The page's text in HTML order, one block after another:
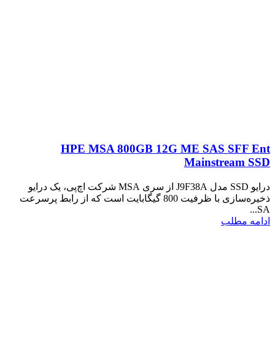
HPE MSA 800GB 12G ME SAS SFF Ent
Mainstream SSD
درایو SSD مدل J9F38A از سری MSA شرکت اچ‌پی، یک درایو
ذخیره‌سازی با ظرفیت 800 گیگابایت است که از رابط پرسرعت
SA...
ادامه مطلب